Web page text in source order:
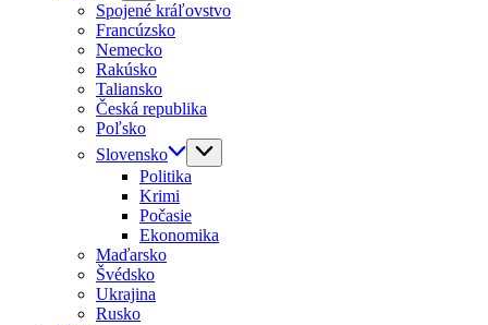
Spojené kráľovstvo
Francúzsko
Nemecko
Rakúsko
Taliansko
Česká republika
Poľsko
Slovensko
Politika
Krimi
Počasie
Ekonomika
Maďarsko
Švédsko
Ukrajina
Rusko